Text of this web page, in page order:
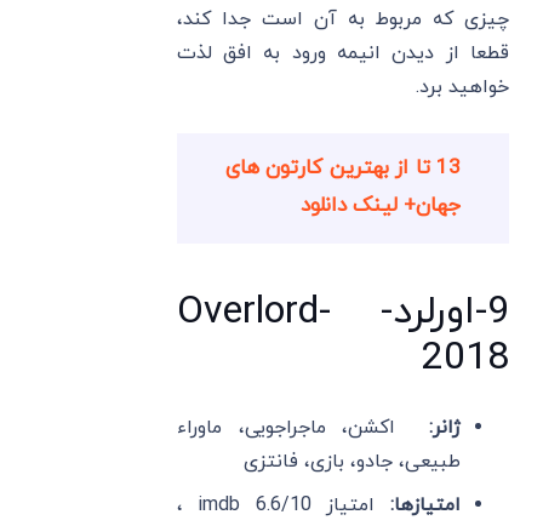
چیزی که مربوط به آن است جدا کند،
قطعا از دیدن انیمه ورود به افق لذت
خواهید برد.
13 تا از بهترین کارتون های
جهان+ لینک دانلود
9-اورلرد- Overlord-
2018
ژانر:
اکشن، ماجراجویی، ماوراء
طبیعی، جادو، بازی، فانتزی
امتیازها:
امتیاز imdb 6.6/10 ،